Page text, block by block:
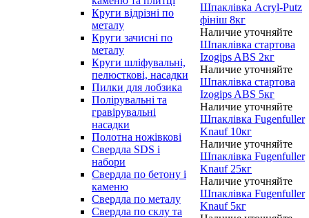
Круги відрізні по
металу
Круги зачисні по
металу
Круги шліфувальні,
пелюсткові, насадки
Пилки для лобзика
Полірувальні та
гравірувальні
насадки
Полотна ножівкові
Свердла SDS і
набори
Свердла по бетону і
каменю
Свердла по металу
Свердла по склу та
Шпаклівка Acryl-Putz
фініш 8кг
Наличие уточняйте
Шпаклівка cтартова
Izogips ABS 2кг
Наличие уточняйте
Шпаклівка cтартова
Izogips ABS 5кг
Наличие уточняйте
Шпаклівка Fugenfuller
Knauf 10кг
Наличие уточняйте
Шпаклівка Fugenfuller
Knauf 25кг
Наличие уточняйте
Шпаклівка Fugenfuller
Knauf 5кг